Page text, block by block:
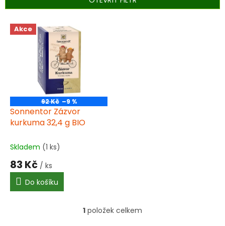
r
o
d
V
o
d
Akce
92 Kč –9 %
Sonnentor Zázvor
kurkuma 32,4 g BIO
Skladem (1 ks)
83 Kč / ks
Do košíku
O
1 položek celkem